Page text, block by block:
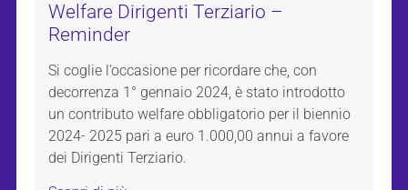
Welfare Dirigenti Terziario –
Reminder
Si coglie l’occasione per ricordare che, con
decorrenza 1° gennaio 2024, è stato introdotto
un contributo welfare obbligatorio per il biennio
2024- 2025 pari a euro 1.000,00 annui a favore
dei Dirigenti Terziario.